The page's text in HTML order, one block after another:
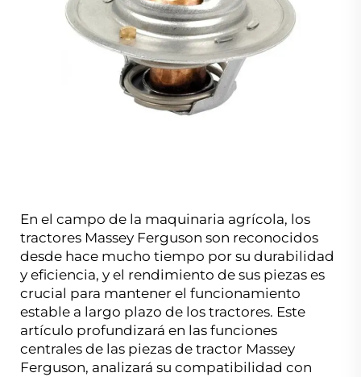
En el campo de la maquinaria agrícola, los
tractores Massey Ferguson son reconocidos
desde hace mucho tiempo por su durabilidad
y eficiencia, y el rendimiento de sus piezas es
crucial para mantener el funcionamiento
estable a largo plazo de los tractores. Este
artículo profundizará en las funciones
centrales de las piezas de tractor Massey
Ferguson, analizará su compatibilidad con